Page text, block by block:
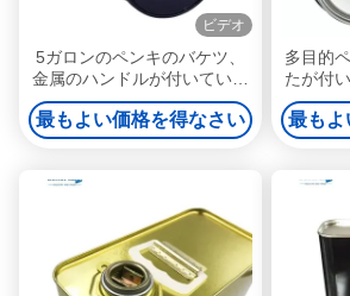
ビデオ
5ガロンのペンキのバケツ、
金属のハンドルが付いている
5ガロンの錫のバケツのバケ
ツを空けなさい
最もよい価格を得なさい
多目的
たが付
最もよ